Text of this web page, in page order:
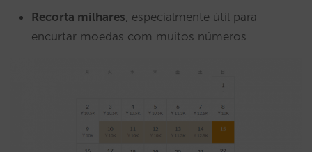
Recorta milhares, especialmente útil para
encurtar moedas com muitos números